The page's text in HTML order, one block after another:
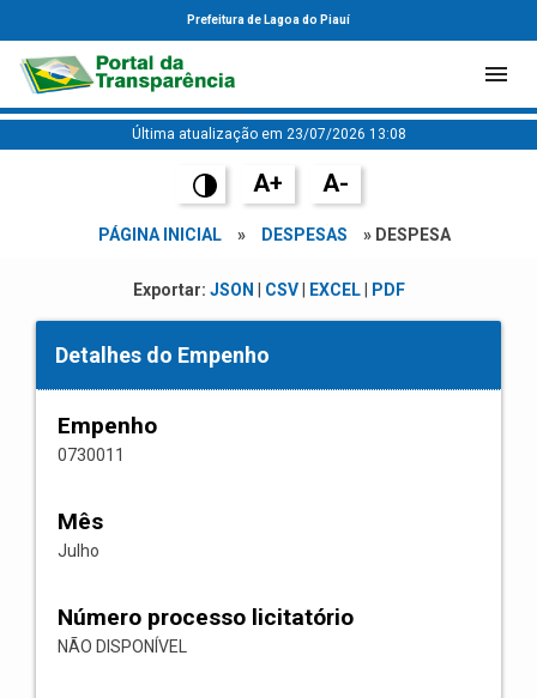
Prefeitura de Lagoa do Piauí
Última atualização em 23/07/2026 13:08
A+ A-
PÁGINA INICIAL » DESPESAS » DESPESA
Exportar: JSON CSV| EXCEL| PDF
Detalhes do Empenho
Empenho
0730011
Mês
Julho
Número processo licitatório
NÃO DISPONÍVEL